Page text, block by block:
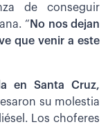
de conseguir
“ No nos dejan
que venir a este
en Santa Cruz,
su molestia
Los choferes